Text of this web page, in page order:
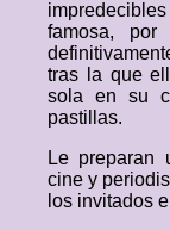
famosa, por
tras la que
sola en su
pastillas.
Le preparan
cine y
los invitados